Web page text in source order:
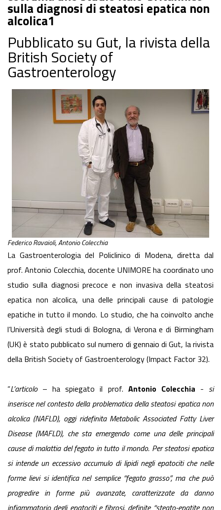
sulla diagnosi di steatosi epatica non
alcolica1
Pubblicato su Gut, la rivista della
British Society of
Gastroenterology
Federico Ravaioli, Antonio Colecchia
La Gastroenterologia del Policlinico di Modena, diretta dal
prof. Antonio Colecchia, docente UNIMORE ha coordinato uno
studio sulla diagnosi precoce e non invasiva della steatosi
epatica non alcolica, una delle principali cause di patologie
epatiche in tutto il mondo. Lo studio, che ha coinvolto anche
l’Università degli studi di Bologna, di Verona e di Birmingham
(UK) è stato pubblicato sul numero di gennaio di Gut, la rivista
della British Society of Gastroenterology (Impact Factor 32).
“L’articolo– ha spiegato il prof. Antonio Colecchia - si
inserisce nel contesto della problematica della steatosi epatica non
alcolica (NAFLD), oggi ridefinita Metabolic Associated Fatty Liver
Disease (MAFLD), che sta emergendo come una delle principali
cause di malattia del fegato in tutto il mondo. Per steatosi epatica
si intende un eccessivo accumulo di lipidi negli epatociti che nelle
forme lievi si identifica nel semplice “fegato grasso”, ma che può
progredire in forme più avanzate, caratterizzate da danno
infiammatorio degli epatociti e fibrosi, definite “steato-epatite non